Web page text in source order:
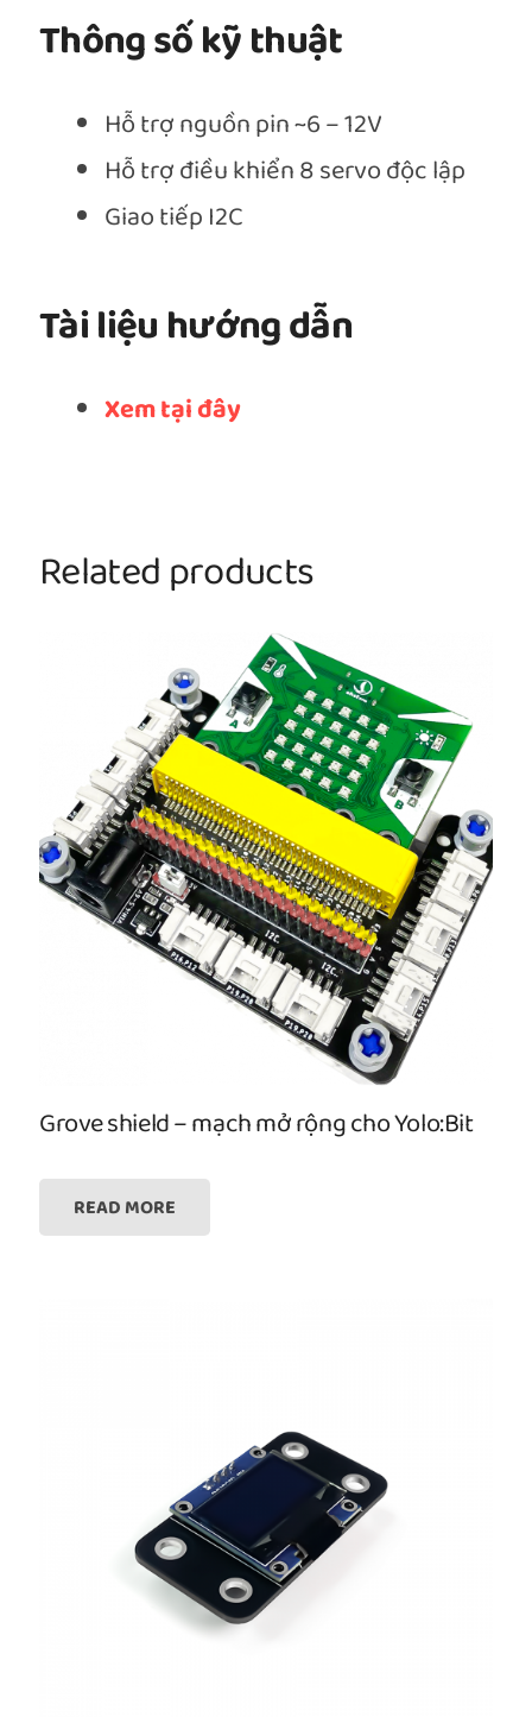
Thông số kỹ thuật
Hỗ trợ nguồn pin ~6 – 12V
Hỗ trợ điều khiển 8 servo độc lập
Giao tiếp I2C
Tài liệu hướng dẫn
Xem tại đây
Related products
Grove shield – mạch mở rộng cho Yolo:Bit
READ MORE